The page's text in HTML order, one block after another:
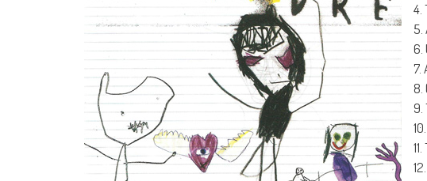
4.
5.
6.
7.
8.
9.